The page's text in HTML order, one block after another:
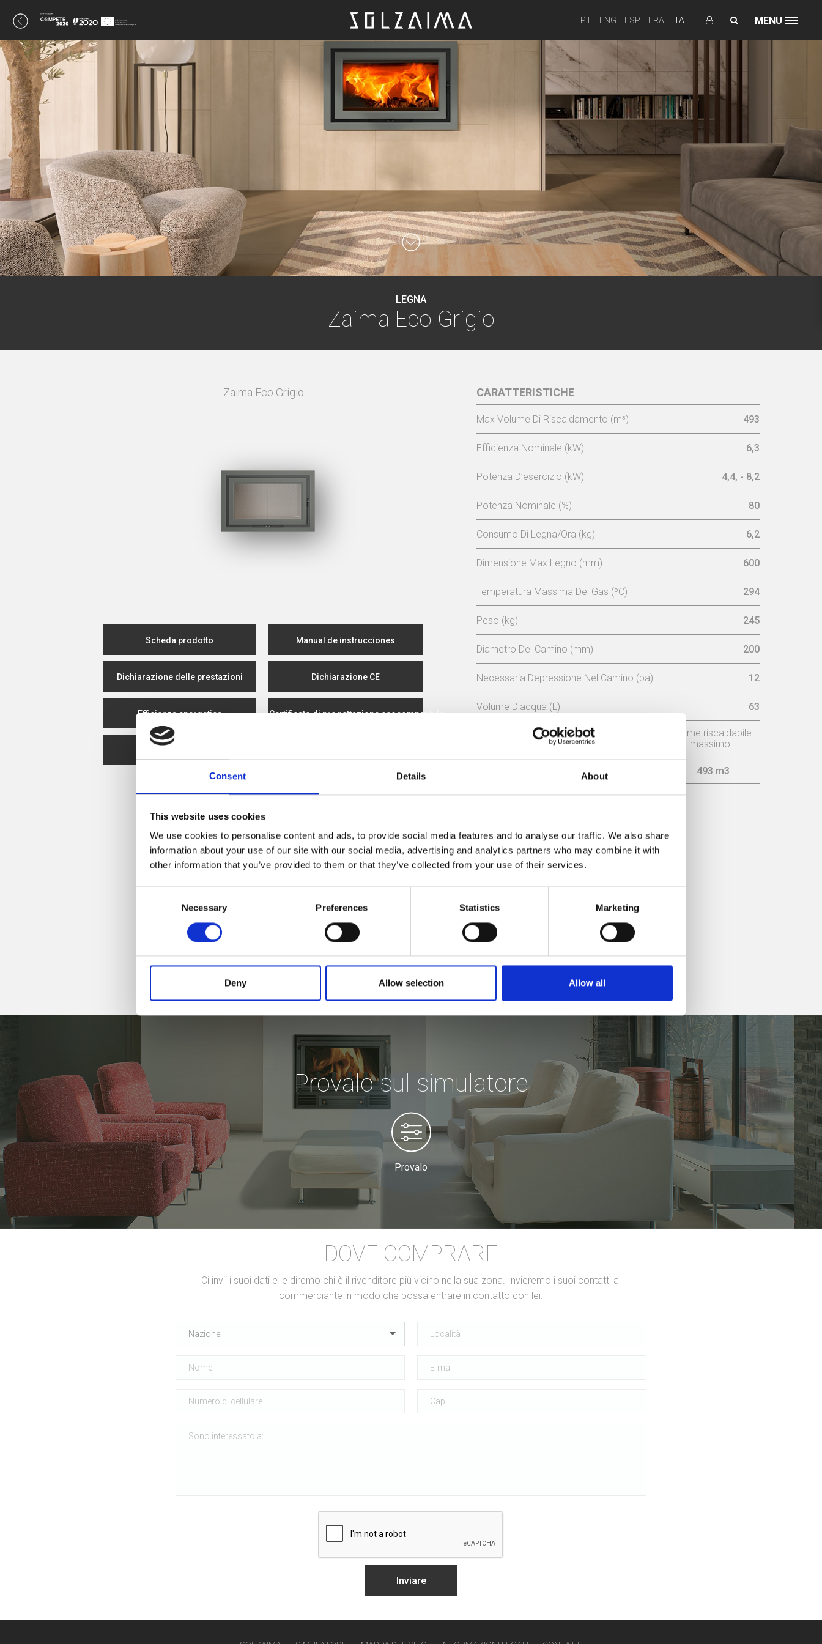
Consent Details About
This website uses cookies
We use cookies to personalise content and ads, to provide social media features and to analyse our traffic. We also share
information about your use of our site with our social media, advertising and analytics partners who may combine it with
other information that you’ve provided to them or that they’ve collected from your use of their services.
Necessary Preferences Statistics Marketing
Deny Allow selection Allow all
PT ENG ESP FRA ITA MENU
LEGNA
Zaima Eco Grigio
Zaima Eco Grigio
Scheda prodotto Manual de instrucciones
Dichiarazione delle prestazioni Dichiarazione CE
Efficienza energetica Certificato di progettazione ecocompatibile
CARATTERISTICHE
Max Volume Di Riscaldamento (m³) 493
Efficienza Nominale (kW) 6,3
Potenza D’esercizio (kW) 4,4, - 8,2
Potenza Nominale (%) 80
Consumo Di Legna/Ora (kg) 6,2
Dimensione Max Legno (mm) 600
Temperatura Massima Del Gas (ºC) 294
Peso (kg) 245
Diametro Del Camino (mm) 200
Necessaria Depressione Nel Camino (pa) 12
Volume D'acqua (L) 63
Rendimento Consumo legna/ore
6,2 kg
Volume riscaldabile
massimo
493 m3
Provalo sul simulatore
Provalo
DOVE COMPRARE
Ci invii i suoi dati e le diremo chi è il rivenditore più vicino nella sua zona. Invieremo i suoi contatti al
commerciante in modo che possa entrare in contatto con lei.
Nazione